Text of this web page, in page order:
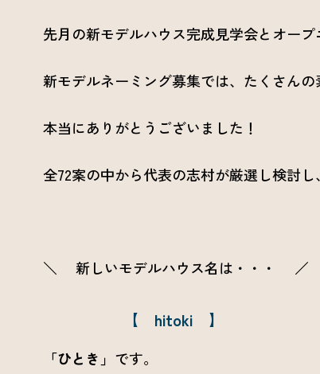
先月の新モデルハウス完成見学会とオープ
新モデルネーミング募集では、たくさんの
本当にありがとうございました！
全72案の中から代表の志村が厳選し検討
＼ 新しいモデルハウス名は・・・ ／
【 hitoki 】
「ひとき」 です。